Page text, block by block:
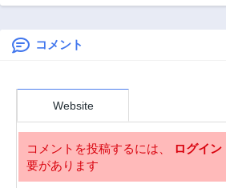
第5.1話 第4.2話
第4.1話
第3.1話
第2.1話
1年前
第1話
1年前
来をお守りします!
～
てごめんです
コメント
Website
コメントを投稿するには、 ログイン
要があります